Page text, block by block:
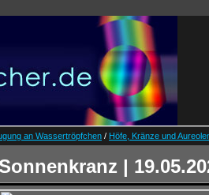
an Wassertröpfchen / Höfe, Kränze und
Sonnenkranz |